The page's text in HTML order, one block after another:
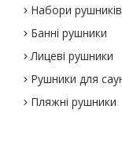
Набори рушників
Банні рушники
Лицеві рушники
Рушники для
Пляжні рушники